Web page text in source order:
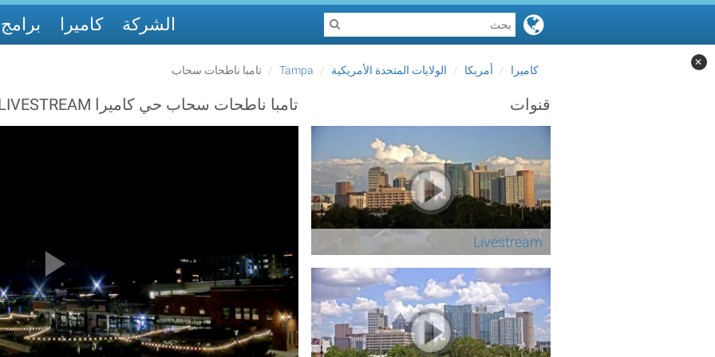
برامج كاميرا الشركة
كاميرا أمريكا الولايات المتحدة الأمريكية Tampa تامبا ناطحات سحاب
تامبا ناطحات سحاب حي كاميرا LIVESTREAM
Play Video
قنوات
Livestream
✕